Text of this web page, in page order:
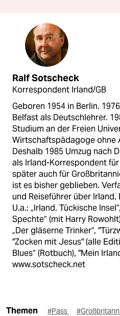
Ralf Sotscheck
Korrespondent Irland/GB
Geboren 1954 in Berlin.
Belfast als Deutschlehrer.
Studium an der Freien
Wirtschaftspädagoge ohne
Deshalb 1985 Umzug nach
als Irland-Korrespondent
später auch für
ist es bisher geblieben.
und Reiseführer über
U.a.: „Irland. Tückische
Spechte“ (mit Harry
„Der gläserne Trinker“,
"Zocken mit Jesus" (alle
Blues“ (Rotbuch), "Mein
www.sotscheck.net
Themen #Pass